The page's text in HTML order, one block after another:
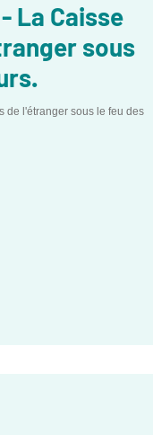
La Caisse
sous
de l'étranger sous le feu des